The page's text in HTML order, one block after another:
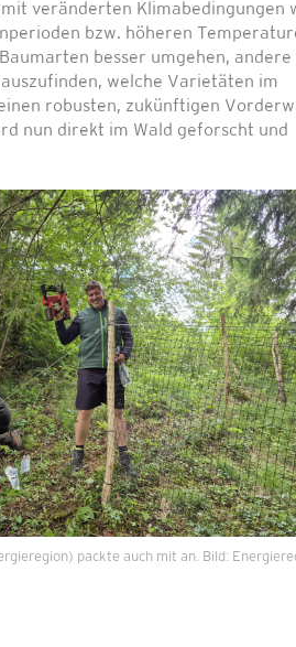
veränderten Klimabedingungen
bzw. höheren
besser umgehen, andere
welche Varietäten im
robusten, zukünftigen
nun direkt im Wald geforscht und
packte auch mit an. Bild: